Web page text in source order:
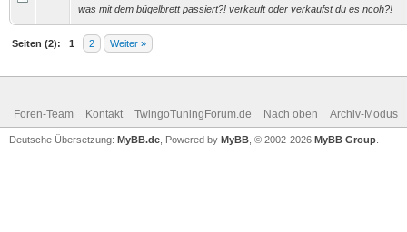
was mit dem bügelbrett passiert?! verkauft oder verkaufst du es ncoh?!
Seiten (2): 1 2 Weiter »
Foren-Team Kontakt TwingoTuningForum.de Nach oben Archiv-Modus
Deutsche Übersetzung: MyBB.de , Powered by MyBB , © 2002-2026 MyBB Group